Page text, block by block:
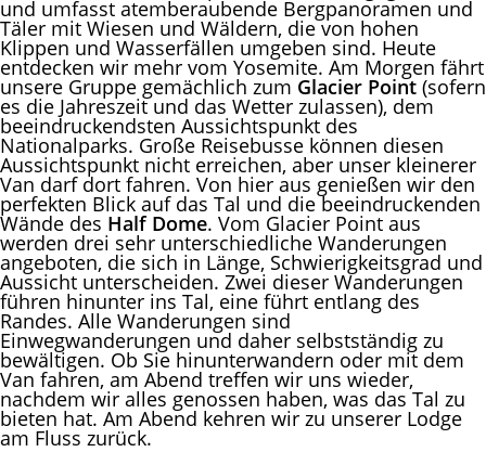
und umfasst atemberaubende Bergpanoramen und
Täler mit Wiesen und Wäldern, die von hohen
Klippen und Wasserfällen umgeben sind. Heute
entdecken wir mehr vom Yosemite. Am Morgen fährt
unsere Gruppe gemächlich zum Glacier Point (sofern
es die Jahreszeit und das Wetter zulassen), dem
beeindruckendsten Aussichtspunkt des
Nationalparks. Große Reisebusse können diesen
Aussichtspunkt nicht erreichen, aber unser kleinerer
Van darf dort fahren. Von hier aus genießen wir den
perfekten Blick auf das Tal und die beeindruckenden
Wände des Half Dome. Vom Glacier Point aus
werden drei sehr unterschiedliche Wanderungen
angeboten, die sich in Länge, Schwierigkeitsgrad und
Aussicht unterscheiden. Zwei dieser Wanderungen
führen hinunter ins Tal, eine führt entlang des
Randes. Alle Wanderungen sind
Einwegwanderungen und daher selbstständig zu
bewältigen. Ob Sie hinunterwandern oder mit dem
Van fahren, am Abend treffen wir uns wieder,
nachdem wir alles genossen haben, was das Tal zu
bieten hat. Am Abend kehren wir zu unserer Lodge
am Fluss zurück.